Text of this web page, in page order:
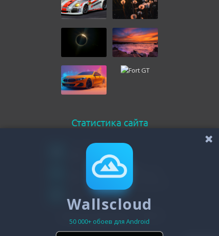
Статистика сайта
Онлайн всего
Гостей
Пользователей
3
Зарегистрировано - 19473
Wallscloud
50 000+ обоев для Android